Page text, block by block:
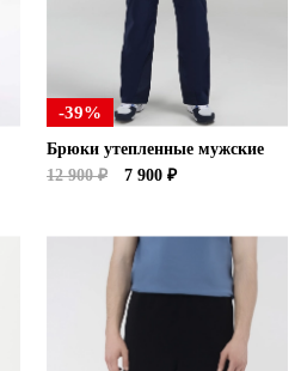
-39%
Брюки утепленные мужские
12 900 ₽
7 900 ₽